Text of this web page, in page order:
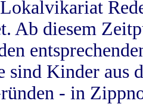
Ab diesem
sind Kinder aus
- in